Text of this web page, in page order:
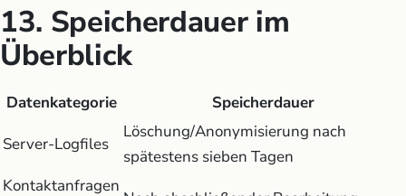
13. Speicherdauer im
Überblick
Datenkategorie
Speicherdauer
Server-Logfiles
Löschung/Anonymisierung nach
spätestens sieben Tagen
Kontaktanfragen